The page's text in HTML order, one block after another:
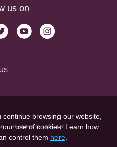
us on
TERMENI ȘI CONDIȚII
browsing our website,
use of cookies. Learn how
control them here